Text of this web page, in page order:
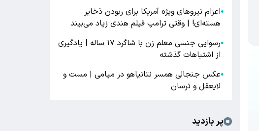
●اعزام نیروهای ویژه آمریکا برای ربودن ذخایر
هسته‌ای! | وقتی ترامپ فیلم هندی زیاد می‌بیند
●
رسوایی جنسی معلم زن با شاگرد ۱۷ ساله | یادگیری
از اشتباهات گذشته
●عکس جنجالی همسر نتانیاهو در میامی | مست و
لایعقل و ترسان
پر بازدید